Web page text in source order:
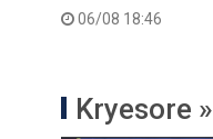
06/08 18:46
Kryesore »